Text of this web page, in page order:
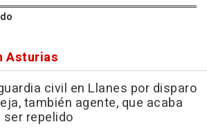
Asturias
civil en Llanes por disparo
también agente, que acaba
repelido